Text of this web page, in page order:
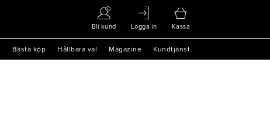
Bli kund Logga in Kassa
Bästa köp Hållbara val Magazine Kundtjänst